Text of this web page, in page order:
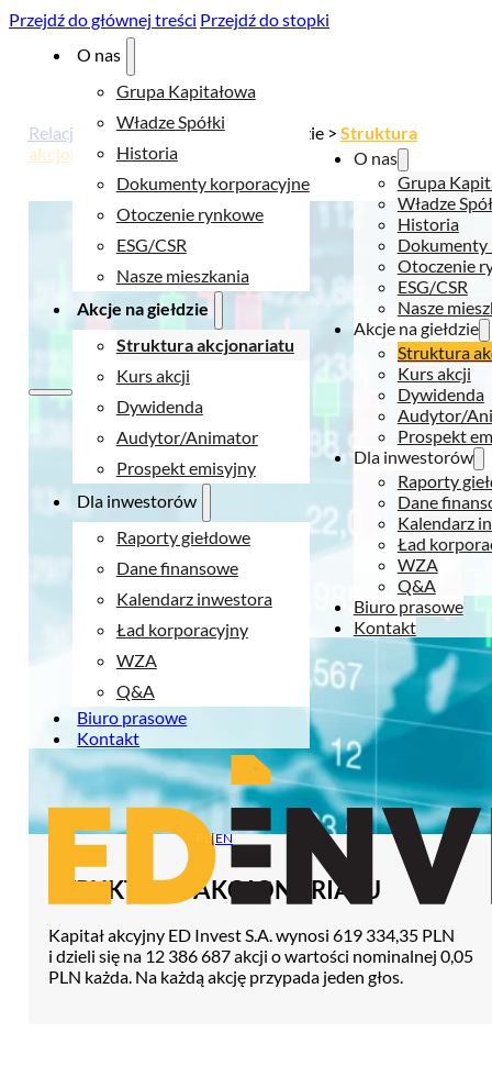
Przejdź do głównej treści Przejdź do stopki
O nas
Grupa Kapitałowa
Władze Spółki
Historia
Dokumenty korporacyjne
Otoczenie rynkowe
ESG/CSR
Nasze mieszkania
Akcje na giełdzie
Struktura akcjonariatu
Kurs akcji
Dywidenda
Audytor/Animator
Prospekt emisyjny
Dla inwestorów
Raporty giełdowe
Dane finansowe
Kalendarz inwestora
Ład korporacyjny
WZA
Q&A
Biuro prasowe
Kontakt
O nas
Grupa
Władze
Historia
Dokumenty
Otoczenie
ESG/CSR
Nasze
Akcje na giełdzie
Struktura
Kurs akcji
Dywidenda
Audytor/
Prospekt
Dla inwestorów
Raporty
Dane
Kalendarz
Ład
WZA
Q&A
Biuro prasowe
Kontakt
PL|EN
Relacje inwestorskie> Akcje na giełdzie > Struktura
akcjonariatu
STRUKTURA AKCJONARIATU
Kapitał akcyjny ED Invest S.A. wynosi 619 334,35 PLN
i dzieli się na 12 386 687 akcji o wartości nominalnej 0,05
PLN każda. Na każdą akcję przypada jeden głos.